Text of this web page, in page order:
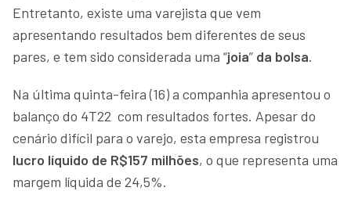
Entretanto, existe uma varejista que vem
apresentando resultados bem diferentes de seus
pares, e tem sido considerada uma “joia” da bolsa.
Na última quinta-feira (16) a companhia apresentou o
balanço do 4T22 com resultados fortes. Apesar do
cenário difícil para o varejo, esta empresa registrou
lucro líquido de R$157 milhões, o que representa uma
margem líquida de 24,5%.